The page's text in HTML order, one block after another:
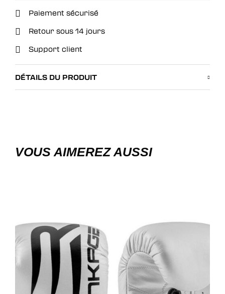
Paiement sécurisé
Retour sous 14 jours
Support client
DÉTAILS DU PRODUIT
VOUS AIMEREZ AUSSI